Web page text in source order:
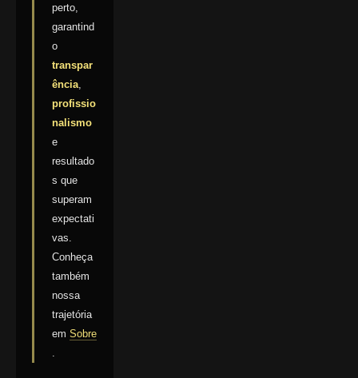
perto,
garantind
o
transpar
ência
profissio
nalismo
e
resultado
s que
superam
expectati
vas.
Conheça
também
nossa
trajetória
em Sobre